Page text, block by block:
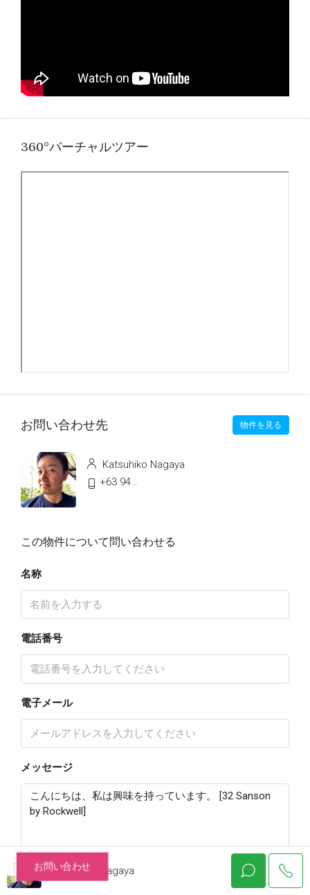
360°バーチャルツアー
お問い合わせ先 物件を見る
Katsuhiko Nagaya
この物件について問い合わせる
名称
電話番号
電子メール
メッセージ
Katsuhiko Nagaya
お問い合わせ